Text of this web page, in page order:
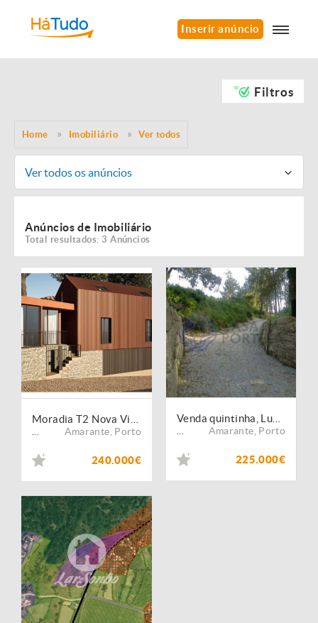
Inserir anúncio
Filtros
Home Imobiliário Ver todos
Ver todos os anúncios
Anúncios de Imobiliário
Total resultados: 3 Anúncios
Amarante Porto
240.000€
Amarante Porto
225.000€